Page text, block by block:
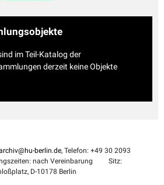
im Teil-Katalog der
derzeit keine Objekte
berlin.de, Telefon: +49 30 2093
nach Vereinbarung
Sitz:
D-10178 Berlin